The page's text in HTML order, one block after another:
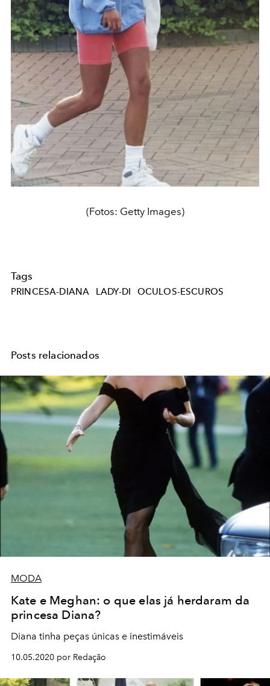
(Fotos: Getty Images)
Tags
PRINCESA-DIANA LADY-DI OCULOS-ESCUROS
Posts relacionados
MODA
Kate e Meghan: o que elas já herdaram da
princesa Diana?
Diana tinha peças únicas e inestimáveis
10.05.2020 por Redação